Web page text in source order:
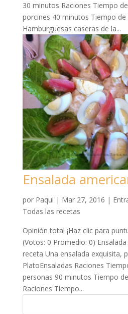
30 minutos Raciones Tiempo
porcines 40 minutos Tiempo
Hamburguesas caseras de la...
Ensalada
por Paqui | Mar 27, 2016 |
Todas las recetas
Opinión total ¡Haz clic para
(Votos: 0 Promedio: 0)
receta Una ensalada exquisita,
PlatoEnsaladas Raciones
personas 90 minutos Tiempo
Raciones Tiempo...